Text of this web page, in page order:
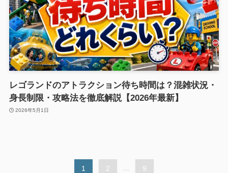
レゴランドのアトラクション待ち時間は？混雑状況・
身長制限・攻略法を徹底解説【2026年最新】
2026年5月1日
1 2 9